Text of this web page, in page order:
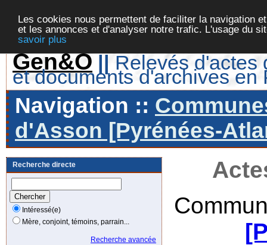
Les cookies nous permettent de faciliter la navigation
et les annonces et d'analyser notre trafic. L'usage du
savoir plus
Gen&O || Relevés d'actes
et documents d'archives en
Navigation ::
d'Asson [Pyrénées-
Recherche directe
Intéressé(e)
Mère, conjoint, témoins, parrain...
Recherche avancée